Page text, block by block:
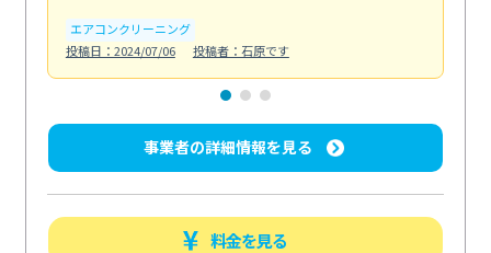
エアコンクリーニング
投稿日：2024/07/06
投稿者：石原です
事業者の詳細情報を見る
料金を見る